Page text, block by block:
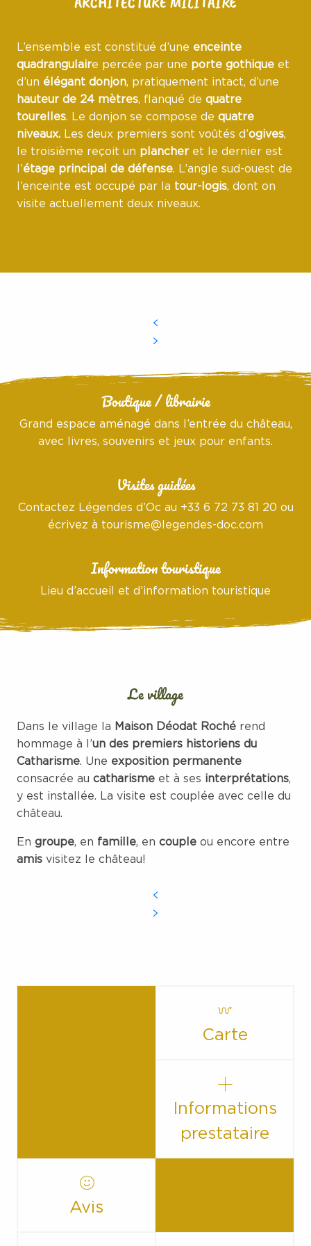
L’ensemble est constitué d’une enceinte
quadrangulaire percée par une porte gothique et
d’un élégant donjon, pratiquement intact, d’une
hauteur de 24 mètres, flanqué de quatre
tourelles. Le donjon se compose de quatre
niveaux. Les deux premiers sont voûtés d’ogives,
le troisième reçoit un plancher et le dernier est
l’étage principal de défense. L’angle sud-ouest de
l’enceinte est occupé par la tour-logis, dont on
visite actuellement deux niveaux.
Boutique / librairie
Grand espace aménagé dans l’entrée du château,
avec livres, souvenirs et jeux pour enfants.
Visites guidées
Contactez Légendes d’Oc au +33 6 72 73 81 20 ou
écrivez à tourisme@legendes-doc.com
Information touristique
Lieu d’accueil et d’information touristique
Le village
Dans le village la Maison Déodat Roché rend
hommage à l’un des premiers historiens du
Catharisme. Une exposition permanente
consacrée au catharisme et à ses interprétations,
y est installée. La visite est couplée avec celle du
château.
En groupe, en famille, en couple ou encore entre
amis visitez le château!
Carte
Informations
prestataire
Avis